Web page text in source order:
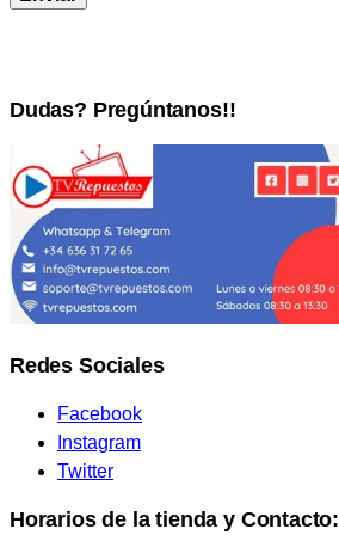
Dudas? Pregúntanos!!
Redes Sociales
Facebook
Instagram
Twitter
Horarios de la tienda y Contacto: